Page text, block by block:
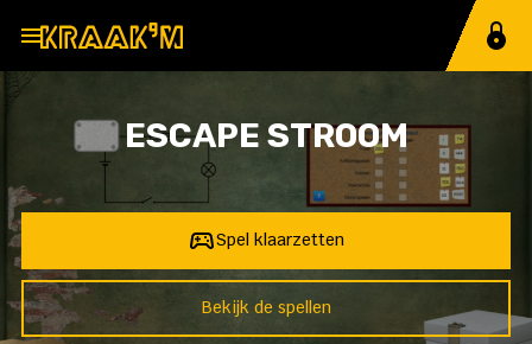
ESCAPE STROOM
Spel klaarzetten
Bekijk de spellen
MENU
Spellen
Methoden
21e eeuws
Ervaringen